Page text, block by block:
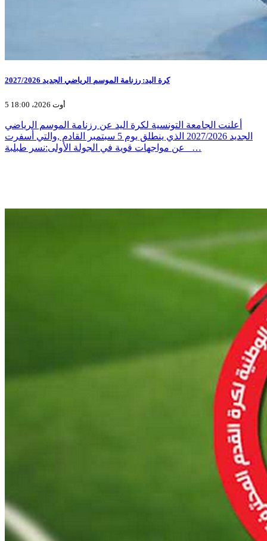
كرة اليد: رزنامة الموسم الرياضي الجديد 2027/2026
5 أوت 2026، 18:00
أعلنت الجامعة التونسية لكرة اليد عن رزنامة الموسم الرياضي
الجديد 2027/2026 الذي ينطلق يوم 5 سبتمبر القادم ,والتي أسفرت
عن مواجهات قوية في الجولة الأولى:نسر طبلبة _…